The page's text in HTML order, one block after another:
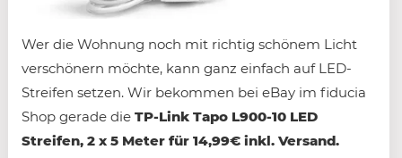
Wer die Wohnung noch mit richtig schönem Licht
verschönern möchte, kann ganz einfach auf LED-
Streifen setzen. Wir bekommen bei eBay im fiducia
Shop gerade die TP-Link Tapo L900-10 LED
Streifen, 2 x 5 Meter für 14,99€ inkl. Versand.